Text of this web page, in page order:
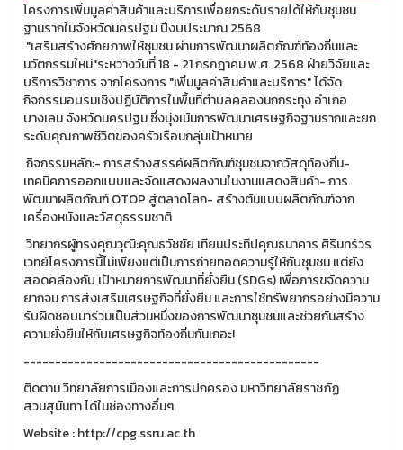
โครงการเพิ่มมูลค่าสินค้าและบริการเพื่อยกระดับรายได้ให้กับชุมชน
ฐานรากในจังหวัดนครปฐม ปีงบประมาณ 2568
"เสริมสร้างศักยภาพให้ชุมชน ผ่านการพัฒนาผลิตภัณฑ์ท้องถิ่นและ
นวัตกรรมใหม่"ระหว่างวันที่ 18 - 21 กรกฎาคม พ.ศ. 2568 ฝ่ายวิจัยและ
บริการวิชาการ จากโครงการ "เพิ่มมูลค่าสินค้าและบริการ" ได้จัด
กิจกรรมอบรมเชิงปฏิบัติการในพื้นที่ตำบลคลองนกกระทุง อำเภอ
บางเลน จังหวัดนครปฐม ซึ่งมุ่งเน้นการพัฒนาเศรษฐกิจฐานรากและยก
ระดับคุณภาพชีวิตของครัวเรือนกลุ่มเป้าหมาย
กิจกรรมหลัก:- การสร้างสรรค์ผลิตภัณฑ์ชุมชนจากวัสดุท้องถิ่น-
เทคนิคการออกแบบและจัดแสดงผลงานในงานแสดงสินค้า- การ
พัฒนาผลิตภัณฑ์ OTOP สู่ตลาดโลก- สร้างต้นแบบผลิตภัณฑ์จาก
เครื่องหนังและวัสดุธรรมชาติ
วิทยากรผู้ทรงคุณวุฒิ:คุณธวัชชัย เทียนประทีปคุณธนาคาร ศิรินทร์วร
เวทย์โครงการนี้ไม่เพียงแต่เป็นการถ่ายทอดความรู้ให้กับชุมชน แต่ยัง
สอดคล้องกับ เป้าหมายการพัฒนาที่ยั่งยืน (SDGs) เพื่อการขจัดความ
ยากจน การส่งเสริมเศรษฐกิจที่ยั่งยืน และการใช้ทรัพยากรอย่างมีความ
รับผิดชอบมาร่วมเป็นส่วนหนึ่งของการพัฒนาชุมชนและช่วยกันสร้าง
ความยั่งยืนให้กับเศรษฐกิจท้องถิ่นกันเถอะ!
-----------------------------------------------
ติดตาม วิทยาลัยการเมืองและการปกครอง มหาวิทยาลัยราชภัฏ
สวนสุนันทา ได้ในช่องทางอื่นๆ
Website : http://cpg.ssru.ac.th